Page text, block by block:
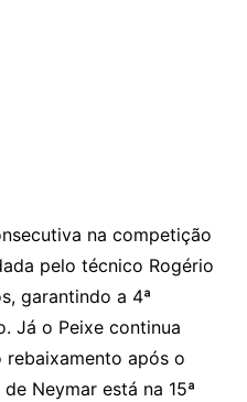
na competição
pelo técnico Rogério
garantindo a 4ª
Já o Peixe continua
após o
Neymar está na 15ª